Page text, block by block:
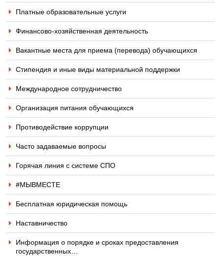
Платные образовательные услуги
Финансово-хозяйственная деятельность
Вакантные места для приема (перевода) обучающихся
Стипендия и иные виды материальной поддержки
Международное сотрудничество
Организация питания обучающихся
Противодействие коррупции
Часто задаваемые вопросы
Горячая линия с системе СПО
#МЫВМЕСТЕ
Бесплатная юридическая помощь
Наставничество
Информация о порядке и сроках предоставления
государственных…